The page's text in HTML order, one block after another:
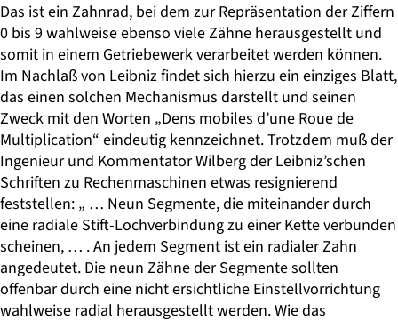
Das ist ein Zahnrad, bei dem zur Repräsentation der Ziffern
0 bis 9 wahlweise ebenso viele Zähne herausgestellt und
somit in einem Getriebewerk verarbeitet werden können.
Im Nachlaß von Leibniz findet sich hierzu ein einziges Blatt,
das einen solchen Mechanismus darstellt und seinen
Zweck mit den Worten „Dens mobiles d’une Roue de
Multiplication“ eindeutig kennzeichnet. Trotzdem muß der
Ingenieur und Kommentator Wilberg der Leibniz’schen
Schriften zu Rechenmaschinen etwas resignierend
feststellen: „ … Neun Segmente, die miteinander durch
eine radiale Stift-Lochverbindung zu einer Kette verbunden
scheinen, … . An jedem Segment ist ein radialer Zahn
angedeutet. Die neun Zähne der Segmente sollten
offenbar durch eine nicht ersichtliche Einstellvorrichtung
wahlweise radial herausgestellt werden. Wie das